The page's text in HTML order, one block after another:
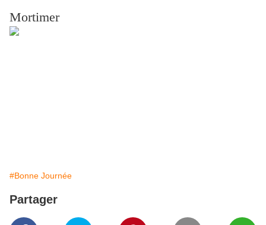
Mortimer
#Bonne Journée
Partager